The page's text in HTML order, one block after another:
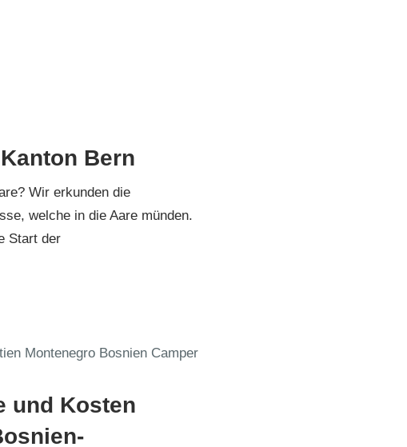
2021
Bern
Wir erkunden die
welche in die Aare münden.
Start der
und Kosten